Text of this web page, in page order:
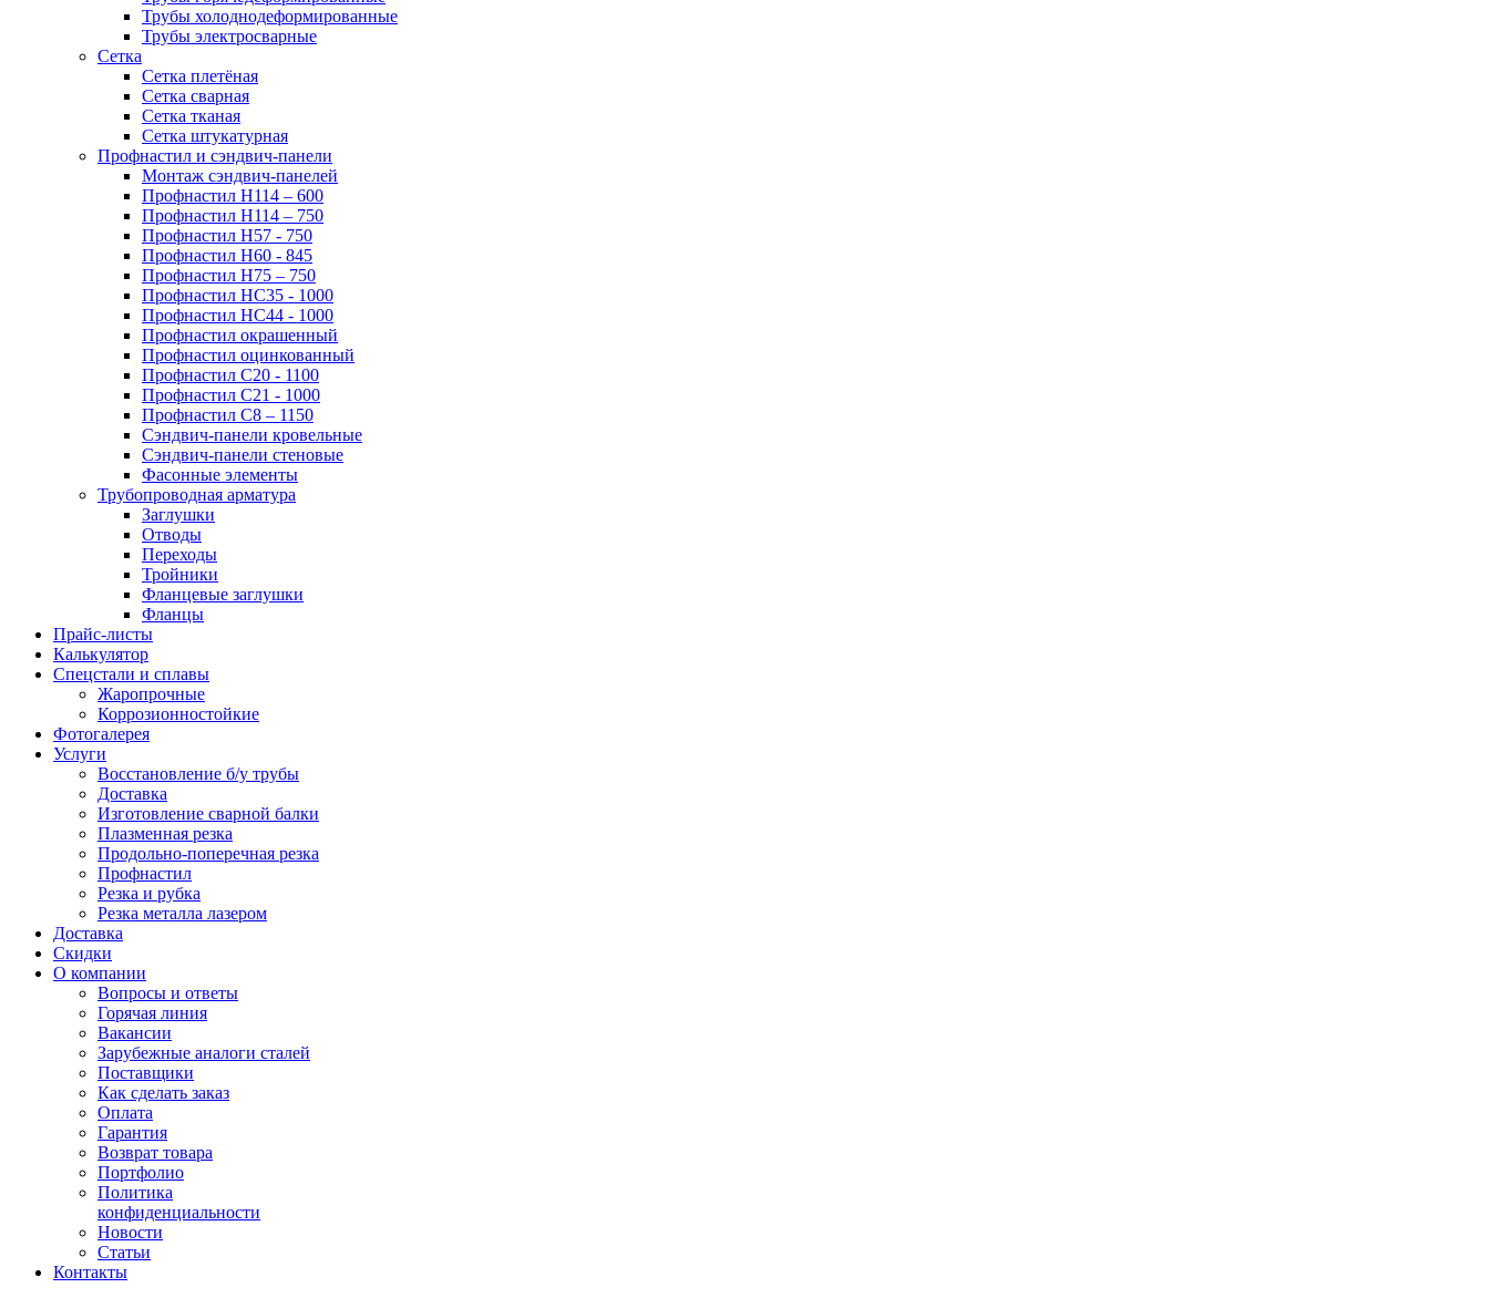
Трубы холоднодеформированные
Трубы электросварные
Сетка
Сетка плетёная
Сетка сварная
Сетка тканая
Сетка штукатурная
Профнастил и сэндвич-панели
Монтаж сэндвич-панелей
Профнастил Н114 – 600
Профнастил Н114 – 750
Профнастил Н57 - 750
Профнастил Н60 - 845
Профнастил Н75 – 750
Профнастил НС35 - 1000
Профнастил НС44 - 1000
Профнастил окрашенный
Профнастил оцинкованный
Профнастил С20 - 1100
Профнастил С21 - 1000
Профнастил С8 – 1150
Сэндвич-панели кровельные
Сэндвич-панели стеновые
Фасонные элементы
Трубопроводная арматура
Заглушки
Отводы
Переходы
Тройники
Фланцевые заглушки
Фланцы
Прайс-листы
Калькулятор
Спецстали и сплавы
Жаропрочные
Коррозионностойкие
Фотогалерея
Услуги
Восстановление б/у трубы
Доставка
Изготовление сварной балки
Плазменная резка
Продольно-поперечная резка
Профнастил
Резка и рубка
Резка металла лазером
Доставка
Скидки
О компании
Вопросы и ответы
Горячая линия
Вакансии
Зарубежные аналоги сталей
Поставщики
Как сделать заказ
Оплата
Гарантия
Возврат товара
Портфолио
Политика
конфиденциальности
Новости
Статьи
Контакты